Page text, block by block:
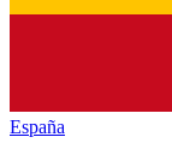
España